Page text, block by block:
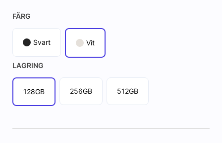
FÄRG
Svart Vit
LAGRING
128GB 256GB 512GB